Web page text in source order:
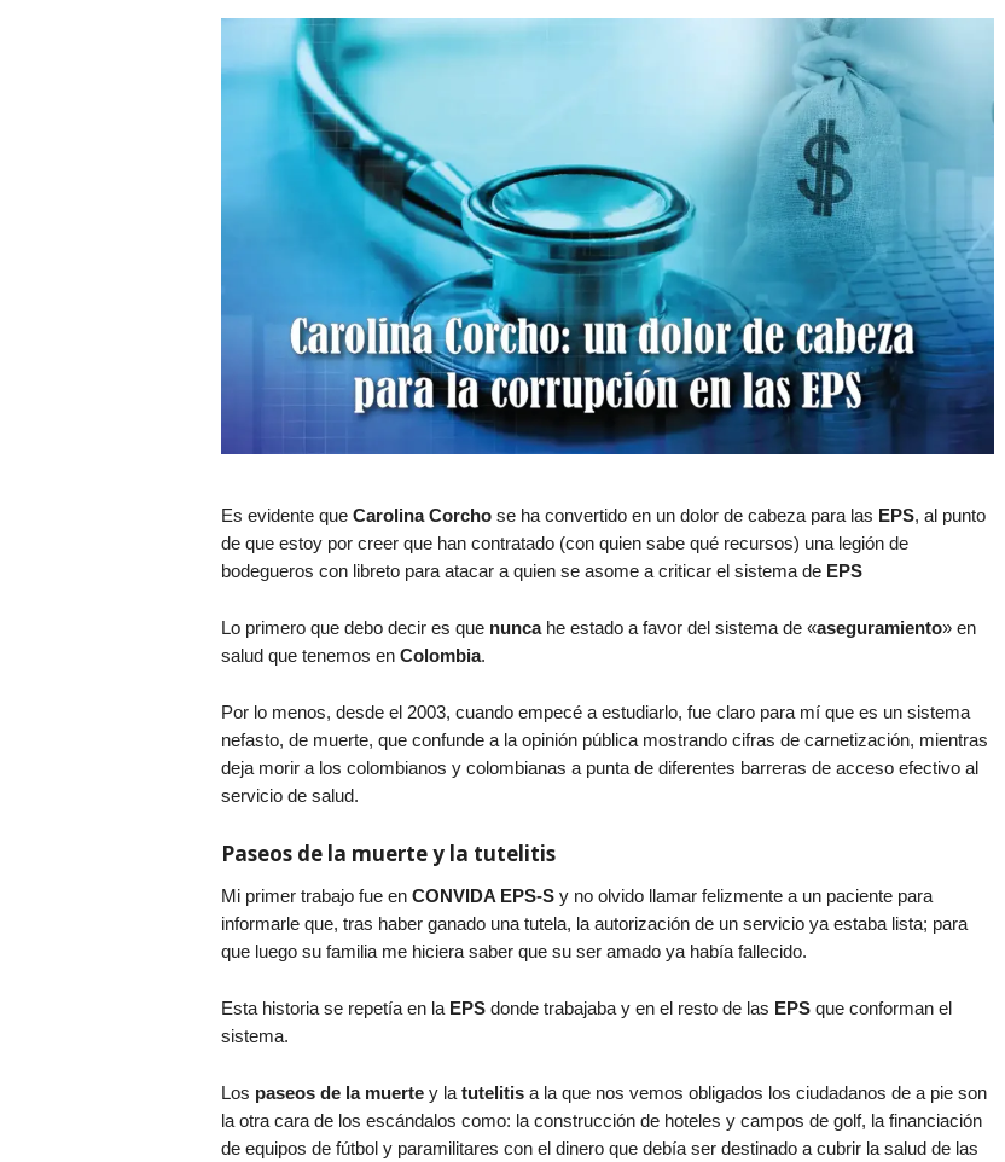
Es evidente que Carolina Corcho se ha convertido en un dolor de cabeza para las EPS, al punto
de que estoy por creer que han contratado (con quien sabe qué recursos) una legión de
bodegueros con libreto para atacar a quien se asome a criticar el sistema de EPS
Lo primero que debo decir es que nunca he estado a favor del sistema de «aseguramiento» en
salud que tenemos en Colombia.
Por lo menos, desde el 2003, cuando empecé a estudiarlo, fue claro para mí que es un sistema
nefasto, de muerte, que confunde a la opinión pública mostrando cifras de carnetización, mientras
deja morir a los colombianos y colombianas a punta de diferentes barreras de acceso efectivo al
servicio de salud.
Paseos de la muerte y la tutelitis
Mi primer trabajo fue en CONVIDA EPS-S y no olvido llamar felizmente a un paciente para
informarle que, tras haber ganado una tutela, la autorización de un servicio ya estaba lista; para
que luego su familia me hiciera saber que su ser amado ya había fallecido.
Esta historia se repetía en la EPS donde trabajaba y en el resto de las EPS que conforman el
sistema.
Los paseos de la muerte y la tutelitisa la que nos vemos obligados los ciudadanos de a pie son
la otra cara de los escándalos como: la construcción de hoteles y campos de golf, la financiación
de equipos de fútbol y paramilitares con el dinero que debía ser destinado a cubrir la salud de las